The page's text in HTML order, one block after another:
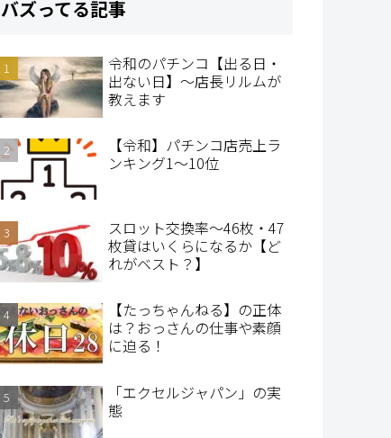
バズってる記事
令和のパチンコ【出る日・
出ない日】～店長リルムが
教えます
【令和】パチンコ店売上ラ
ンキング1～10位
スロット交換率～46枚・47
枚貸はいくらになるか【ど
れがベスト？】
【たっちゃんねる】の正体
は？おっさんの仕事や素顔
に迫る！
「エクセルジャパン」の実
態